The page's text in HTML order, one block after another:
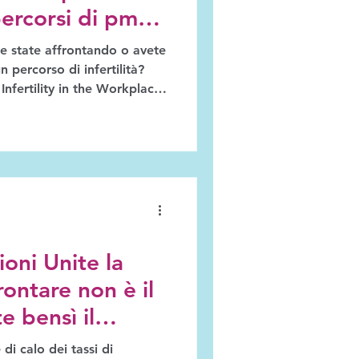
di pma
state affrontando o avete
percorso di infertilità?
in the Workplace,
Unite la
non è il
bensì il
di calo dei tassi di